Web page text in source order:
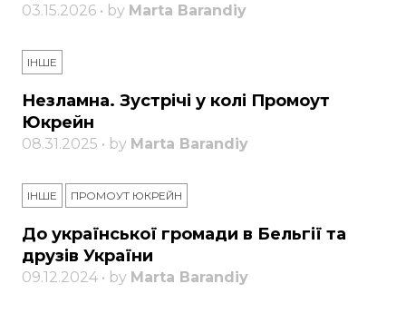
03.15.2026 • by Marta Barandiy
ІНШЕ
Незламна. Зустрічі у колі Промоут
Юкрейн
08.31.2025 • by Marta Barandiy
ІНШЕ ПРОМОУТ ЮКРЕЙН
До української громади в Бельгії та
друзів України
09.12.2024 • by Marta Barandiy